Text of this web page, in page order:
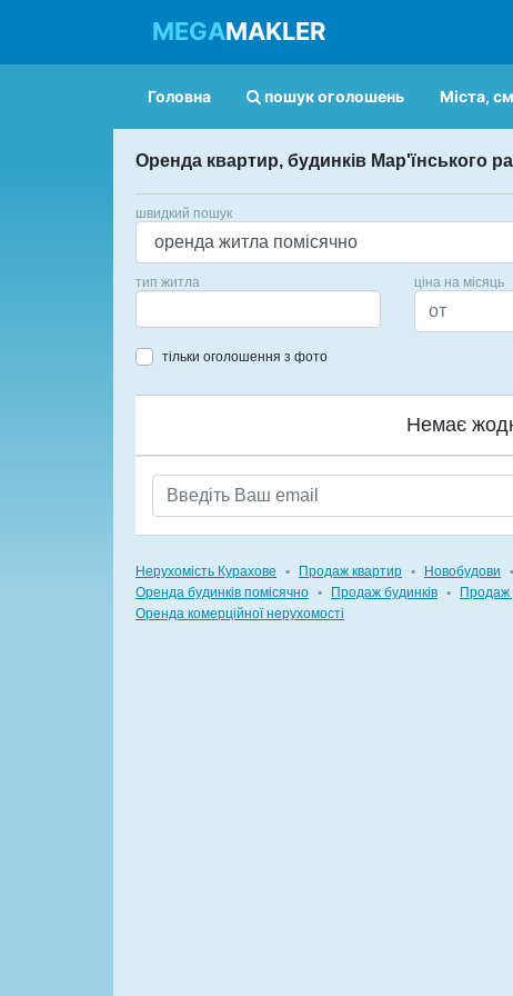
MEGAMAKLER
Головна пошук оголошень Міста,
Оренда квартир, будинків Мар'їнського
швидкий пошук
тип житла ціна на місяць
тільки оголошення з фото
Немає
Нерухомість Курахове ▪ Продаж квартир ▪ Новобудови ▪
Оренда будинків помісячно ▪ Продаж будинків ▪ Продаж
Оренда комерційної нерухомості